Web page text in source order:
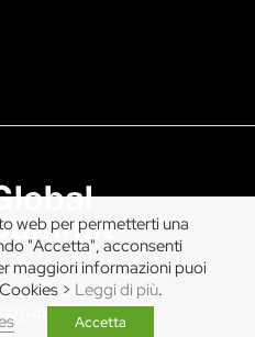
© 2026
web per permetterti una
"Accetta", acconsenti
maggiori informazioni puoi
> Leggi di più.
Accetta